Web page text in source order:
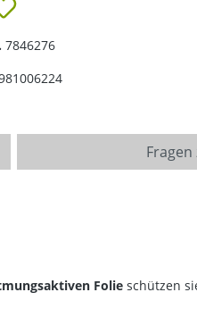
7846276
Folie schützen